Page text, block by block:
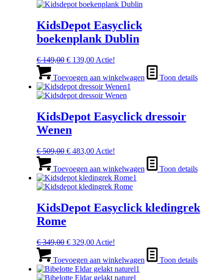
KidsDepot Easyclick
boekenplank Dublin
€149,00 Oorspronkelijke
was:
€ 149,00.
€139,00Huidige
is:
€ 139,00.
Actie!
Toevoegen aan winkelwagen Toon details
KidsDepot Easyclick dressoir
Wenen
€509,00 Oorspronkelijke
was:
€ 509,00.
€483,00Huidige
is:
€ 483,00.
Actie!
Toevoegen aan winkelwagen Toon details
KidsDepot Easyclick kledingrek
Rome
€349,00 Oorspronkelijke
was:
€ 349,00.
€329,00Huidige
is:
€ 329,00.
Actie!
Toevoegen aan winkelwagen Toon details